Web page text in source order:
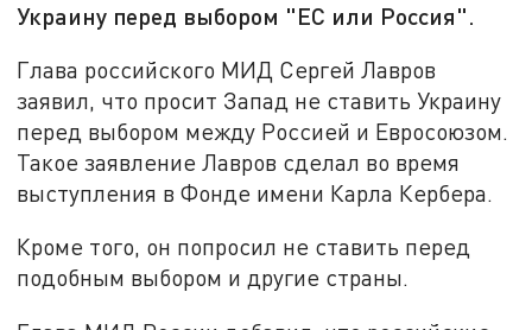
Украину перед выбором "ЕС или Россия".
Глава российского МИД Сергей Лавров
заявил, что просит Запад не ставить Украину
перед выбором между Россией и Евросоюзом.
Такое заявление Лавров сделал во время
выступления в Фонде имени Карла Кербера.
Кроме того, он попросил не ставить перед
подобным выбором и другие страны.